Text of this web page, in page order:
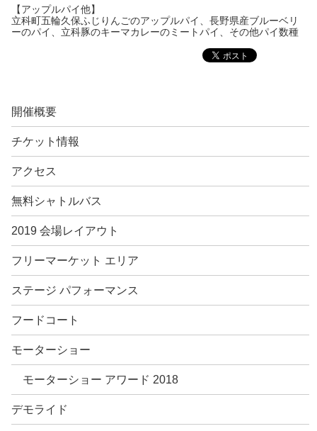
【アップルパイ他】
立科町五輪久保ふじりんごのアップルパイ、長野県産ブルーベリ
ーのパイ、立科豚のキーマカレーのミートパイ、その他パイ数種
開催概要
チケット情報
アクセス
無料シャトルバス
2019 会場レイアウト
フリーマーケット エリア
ステージ パフォーマンス
フードコート
モーターショー
モーターショー アワード 2018
デモライド